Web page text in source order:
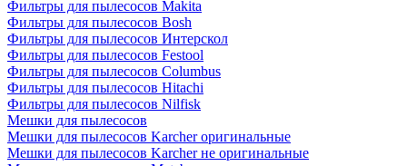
Фильтры для пылесосов Makita
Фильтры для пылесосов Bosh
Фильтры для пылесосов Интерскол
Фильтры для пылесосов Festool
Фильтры для пылесосов Columbus
Фильтры для пылесосов Hitachi
Фильтры для пылесосов Nilfisk
Мешки для пылесосов
Мешки для пылесосов Karcher оригинальные
Мешки для пылесосов Karcher не оригинальные